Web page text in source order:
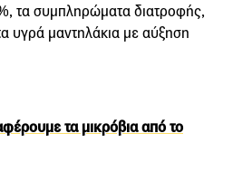
τα συμπληρώματα διατροφής,
υγρά μαντηλάκια με αύξηση
τα μικρόβια από το